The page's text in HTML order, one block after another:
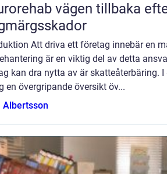
tillbaka efter hjärn- och
Att driva ett företag innebär en
är en viktig del av detta
kan dra nytta av är skatteåterbäring.
en övergripande översikt öv...
Albertsson